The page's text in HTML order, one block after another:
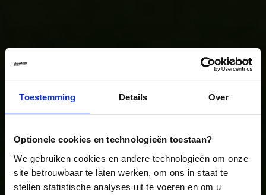
Toestemming Details Over
Optionele cookies en technologieën toestaan?
We gebruiken cookies en andere technologieën om onze
site betrouwbaar te laten werken, om ons in staat te
stellen statistische analyses uit te voeren en om u
Hoe vér kun je gaan?